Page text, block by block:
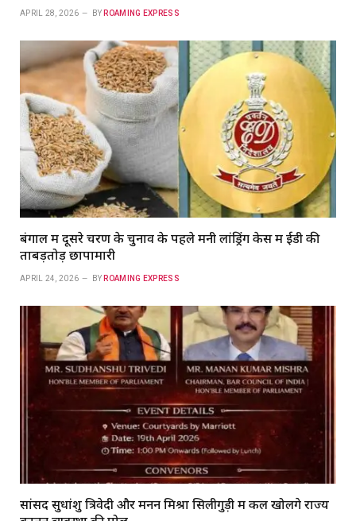
APRIL 28, 2026 BY ROAMING EXPRESS
बंगाल में दूसरे चरण के चुनाव के पहले मनी लांड्रिंग केस में ईडी की
ताबड़तोड़ छापामारी
APRIL 24, 2026 BY ROAMING EXPRESS
सांसद सुधांशु त्रिवेदी और मनन मिश्रा सिलीगुड़ी में कल खोलेंगे राज्य